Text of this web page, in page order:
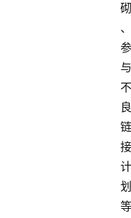
砌
、
参
与
不
良
链
接
计
划
等